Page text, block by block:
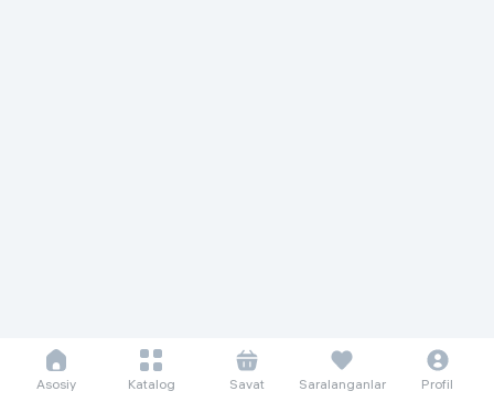
Asosiy Katalog Savat Saralanganlar Profil